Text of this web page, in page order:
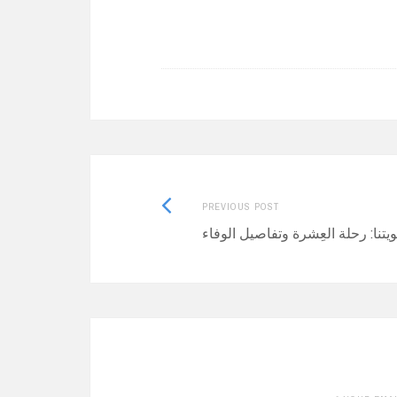
PREVIOUS POST
Previous
رحلة العِشرة وتفاصيل الوفاء